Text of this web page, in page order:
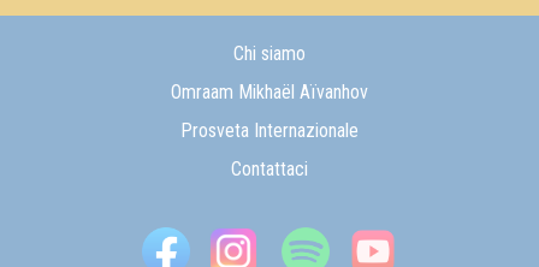
Chi siamo
Omraam Mikhaël Aïvanhov
Prosveta Internazionale
Contattaci